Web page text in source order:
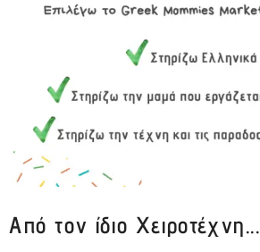
Από τον ίδιο Χειροτέχνη...